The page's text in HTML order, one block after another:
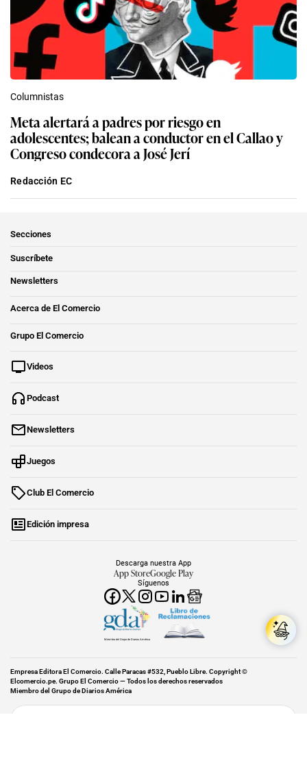
Columnistas
Meta alertará a padres por riesgo en
adolescentes; balean a conductor en el Callao y
Congreso condecora a José Jerí
Redacción EC
Secciones
Suscríbete
Newsletters
Acerca de El Comercio
Grupo El Comercio
Videos
Podcast
Newsletters
Juegos
Club El Comercio
Edición impresa
Síguenos
Descarga nuestra App
App StoreGoogle Play
Miembro del Grupo de Diarios América
Empresa Editora El Comercio. Calle Paracas #532, Pueblo Libre. Copyright ©
Elcomercio.pe. Grupo El Comercio — Todos los derechos reservados
Miembro del Grupo de Diarios América